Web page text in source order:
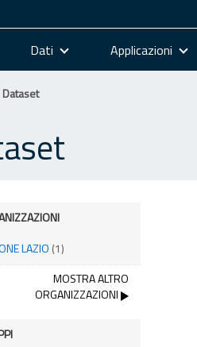
Dati Applicazioni
Dataset
LAZIO (1)
MOSTRA ALTRO
ORGANIZZAZIONI